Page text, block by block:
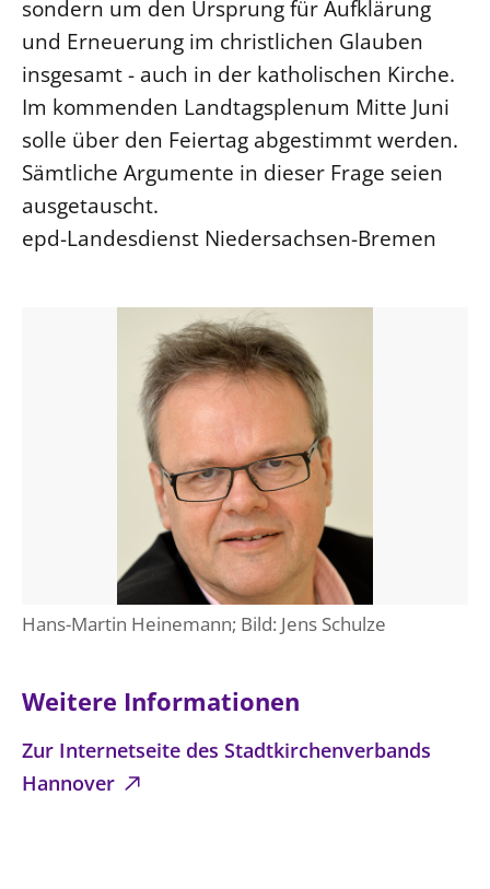
sondern um den Ursprung für Aufklärung
und Erneuerung im christlichen Glauben
insgesamt - auch in der katholischen Kirche.
Im kommenden Landtagsplenum Mitte Juni
solle über den Feiertag abgestimmt werden.
Sämtliche Argumente in dieser Frage seien
ausgetauscht.
epd-Landesdienst Niedersachsen-Bremen
Hans-Martin Heinemann; Bild: Jens Schulze
Weitere Informationen
Zur Internetseite des Stadtkirchenverbands
Hannover